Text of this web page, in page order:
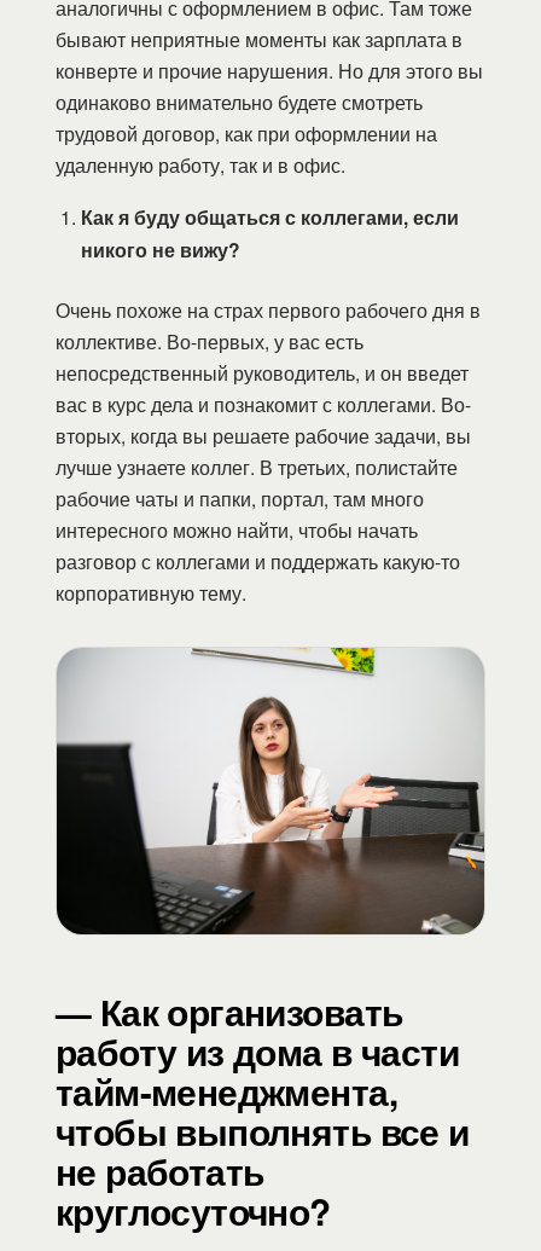
аналогичны с оформлением в офис. Там тоже
бывают неприятные моменты как зарплата в
конверте и прочие нарушения. Но для этого вы
одинаково внимательно будете смотреть
трудовой договор, как при оформлении на
удаленную работу, так и в офис.
Как я буду общаться с коллегами, если
никого не вижу?
Очень похоже на страх первого рабочего дня в
коллективе. Во-первых, у вас есть
непосредственный руководитель, и он введет
вас в курс дела и познакомит с коллегами. Во-
вторых, когда вы решаете рабочие задачи, вы
лучше узнаете коллег. В третьих, полистайте
рабочие чаты и папки, портал, там много
интересного можно найти, чтобы начать
разговор с коллегами и поддержать какую-то
корпоративную тему.
— Как организовать
работу из дома в части
тайм-менеджмента,
чтобы выполнять все и
не работать
круглосуточно?